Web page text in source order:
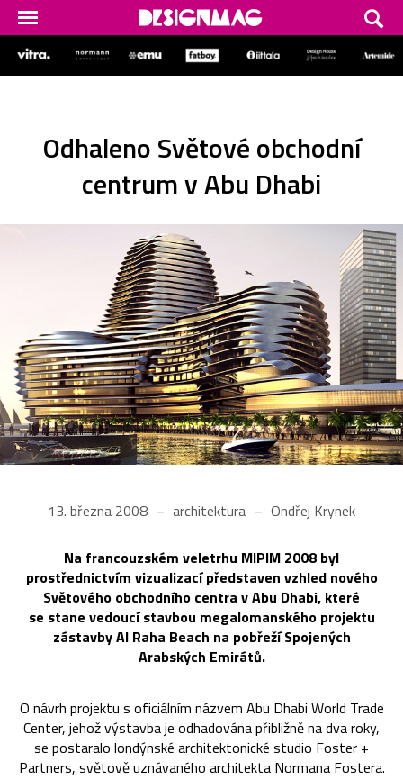
Odhaleno Světové obchodní
centrum v Abu Dhabi
13. března 2008 architektura Ondřej Krynek
Na francouzském veletrhu MIPIM 2008 byl
prostřednictvím vizualizací představen vzhled nového
Světového obchodního centra v Abu Dhabi, které
se stane vedoucí stavbou megalomanského projektu
zástavby Al Raha Beach na pobřeží Spojených
Arabských Emirátů.
O návrh projektu s oficiálním názvem Abu Dhabi World Trade
Center, jehož výstavba je odhadována přibližně na dva roky,
se postaralo londýnské architektonické studio Foster +
Partners, světově uznávaného architekta Normana Fostera.